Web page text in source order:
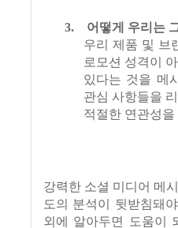
3.
어떻게 우리는
우리 제품 및 브
로모션 성격이
있다는 것을 메
관심 사항들을
적절한 연관성
강력한 소셜 미디어 메
도의 분석이 뒷받침돼
외에 알아두면 도움이